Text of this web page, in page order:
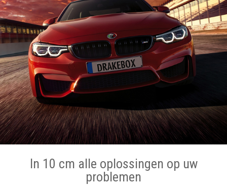
In 10 cm alle oplossingen op uw
problemen